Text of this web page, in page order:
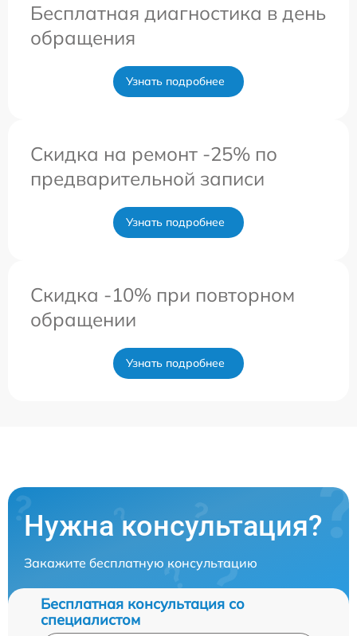
Бесплатная диагностика в день
обращения
Узнать подробнее
Скидка на ремонт -25% по
предварительной записи
Узнать подробнее
Скидка -10% при повторном
обращении
Узнать подробнее
Нужна консультация?
Закажите бесплатную консультацию
Бесплатная консультация со
специалистом